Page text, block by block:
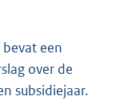
een
over de
subsidiejaar.